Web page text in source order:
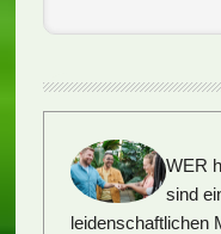
WER
sind
leidenschaftlichen